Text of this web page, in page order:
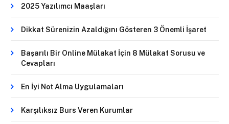
2025 Yazılımcı Maaşları
Dikkat Sürenizin Azaldığını Gösteren 3 Önemli İşaret
Başarılı Bir Online Mülakat İçin 8 Mülakat Sorusu ve
Cevapları
En İyi Not Alma Uygulamaları
Karşılıksız Burs Veren Kurumlar